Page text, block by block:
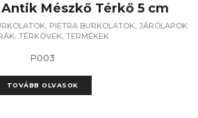
Mészkő Térkő 5 cm
, PIETRA BURKOLATOK, JÁRÓLAPOK
, TÉRKÖVEK, TERMÉKEK
P003
TOVÁBB OLVASOK